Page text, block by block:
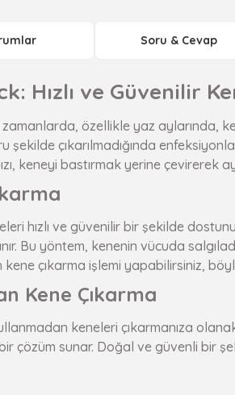
Soru & Cevap
Hızlı ve Güvenilir
zamanlarda, özellikle yaz aylarında,
çıkarılmadığında
keneyi bastırmak yerine
hızlı ve güvenilir bir şekilde
Bu yöntem, kenenin vücuda
kene çıkarma işlemi yapabilirsiniz,
Kene Çıkarma
keneleri çıkarmanıza
çözüm sunar. Doğal ve güvenli bir